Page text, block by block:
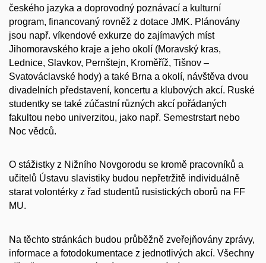
českého jazyka a doprovodný poznávací a kulturní
program, financovaný rovněž z dotace JMK. Plánovány
jsou např. víkendové exkurze do zajímavých míst
Jihomoravského kraje a jeho okolí (Moravský kras,
Lednice, Slavkov, Pernštejn, Kroměříž, Tišnov –
Svatováclavské hody) a také Brna a okolí, návštěva dvou
divadelních představení, koncertu a klubových akcí. Ruské
studentky se také zúčastní různých akcí pořádaných
fakultou nebo univerzitou, jako např. Semestrstart nebo
Noc vědců.
O stážistky z Nižního Novgorodu se kromě pracovníků a
učitelů Ústavu slavistiky budou nepřetržitě individuálně
starat volontérky z řad studentů rusistických oborů na FF
MU.
Na těchto stránkách budou průběžně zveřejňovány zprávy,
informace a fotodokumentace z jednotlivých akcí. Všechny